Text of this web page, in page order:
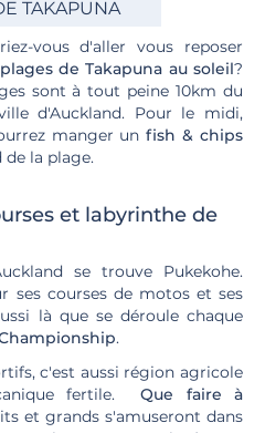
TAKAPUNA
vous d'aller vous reposer
plages de Takapuna au soleil?
sont à tout peine 10km du
d'Auckland. Pour le midi,
manger unfish & chips
de la plage.
et labyrinthe de
se trouve Pukekohe.
ses courses de motos et ses
là que se déroule chaque
.
c'est aussi région agricole
fertile. Que faire à
et grands s'amuseront dans